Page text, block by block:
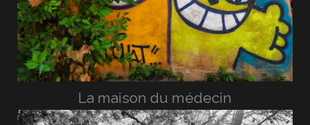
La maison du médecin